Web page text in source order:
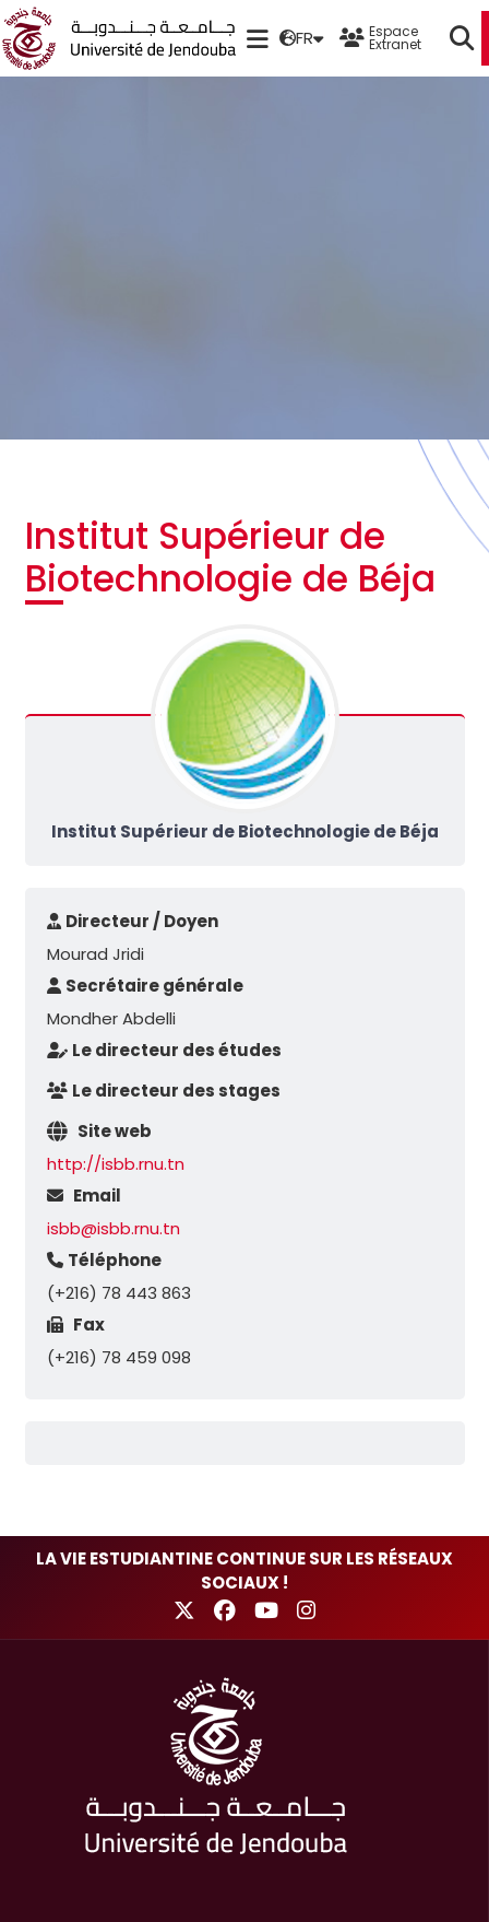
FR Espace
Extranet
Institut Supérieur de
Biotechnologie de Béja
Institut Supérieur de Biotechnologie de Béja
Directeur / Doyen
Mourad Jridi
Secrétaire générale
Mondher Abdelli
Le directeur des études
Le directeur des stages
Site web
http://isbb.rnu.tn
Email
isbb@isbb.rnu.tn
Téléphone
(+216) 78 443 863
Fax
(+216) 78 459 098
LA VIE ESTUDIANTINE CONTINUE SUR LES RÉSEAUX
SOCIAUX !